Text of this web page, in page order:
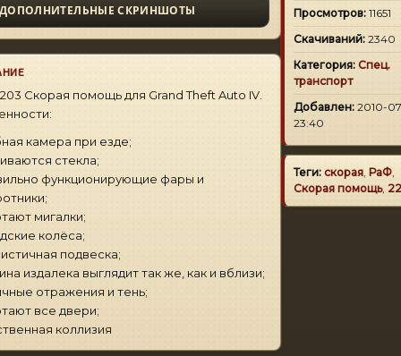
ДОПОЛНИТЕЛЬНЫЕ СКРИНШОТЫ
Скорая помощь для Grand Theft Auto IV.
камера при езде;
стекла;
функционирующие фары и
мигалки;
колёса;
подвеска;
издалека выглядит так же, как и вблизи;
отражения и тень;
все двери;
коллизия
Просмотров: 11651
Скачиваний: 2340
Категория: Спец.
транспорт
Добавлен: 2010-
23:40
Теги: скорая, РаФ,
Скорая помощь,